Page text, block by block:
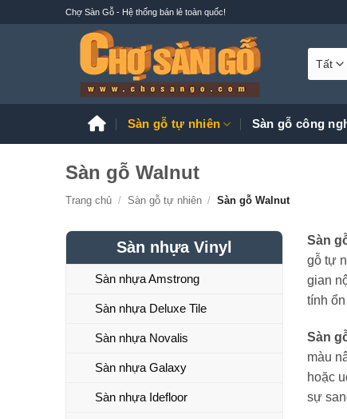
Chợ Sàn Gỗ - Hệ thống bán lẻ toàn quốc!
Sàn gỗ tự nhiên Sàn gỗ công
Sàn gỗ Walnut
Trang chủ / Sàn gỗ tự nhiên / Sàn gỗ Walnut
Sàn nhựa Vinyl
Sàn nhựa Amstrong
Sàn nhựa Deluxe Tile
Sàn nhựa Novalis
Sàn nhựa Galaxy
Sàn nhựa Idefloor
Sàn
gỗ tự
gian
tính
Sàn
màu
hoặc
sự